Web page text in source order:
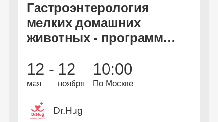
Онлайн и офлайн Бесплатно
Гастроэнтерология
мелких домашних
животных - программа
профессиональной
переподготовки
12 -
мая
12
ноября
10:00
По Москве
Dr.Hug